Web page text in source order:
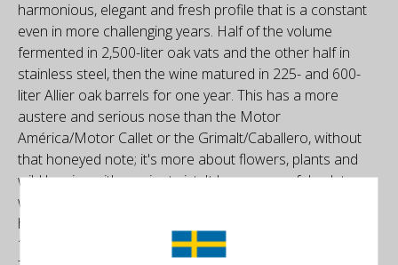
harmonious, elegant and fresh profile that is a constant
even in more challenging years. Half of the volume
fermented in 2,500-liter oak vats and the other half in
stainless steel, then the wine matured in 225- and 600-
liter Allier oak barrels for one year. This has a more
austere and serious nose than the Motor
América/Motor Callet or the Grimalt/Caballero, without
that honeyed note; it's more about flowers, plants and
wild berries with a spicy twist. It has a powerful palate,
with abundant, fine-grained tannins; it's nicely built and
has a long, dry finish. It has contained ripeness and only
12% alcohol, with a pH of 3.7 and 4.5 grams of acidity.